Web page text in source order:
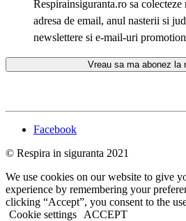
Respirainsiguranta.ro sa
adresa de email, anul nasterii si
newslettere si e-mail-uri
Facebook
© Respira in siguranta 2021
We use cookies on our website to give
experience by remembering your
clicking “Accept”, you consent to the
Cookie settings
ACCEPT